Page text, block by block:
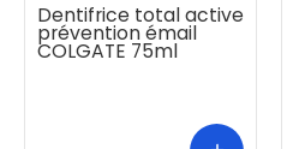
Dentifrice total active
prévention émail
COLGATE 75ml